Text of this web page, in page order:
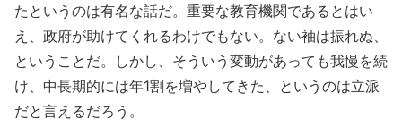
たというのは有名な話だ。重要な教育機関であるとはい
え、政府が助けてくれるわけでもない。ない袖は振れぬ、
ということだ。しかし、そういう変動があっても我慢を続
け、中長期的には年1割を増やしてきた、というのは立派
だと言えるだろう。